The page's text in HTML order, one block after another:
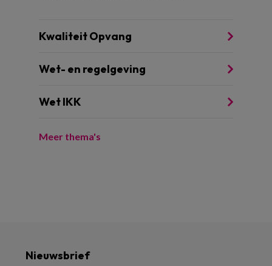
Kwaliteit Opvang
Wet- en regelgeving
Wet IKK
Meer thema's
Nieuwsbrief